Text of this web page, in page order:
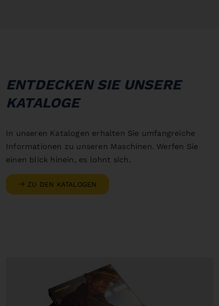
ENTDECKEN SIE UNSERE
KATALOGE
In unseren Katalogen erhalten Sie umfangreiche
Informationen zu unseren Maschinen. Werfen Sie
einen blick hinein, es lohnt sich.
ZU DEN KATALOGEN